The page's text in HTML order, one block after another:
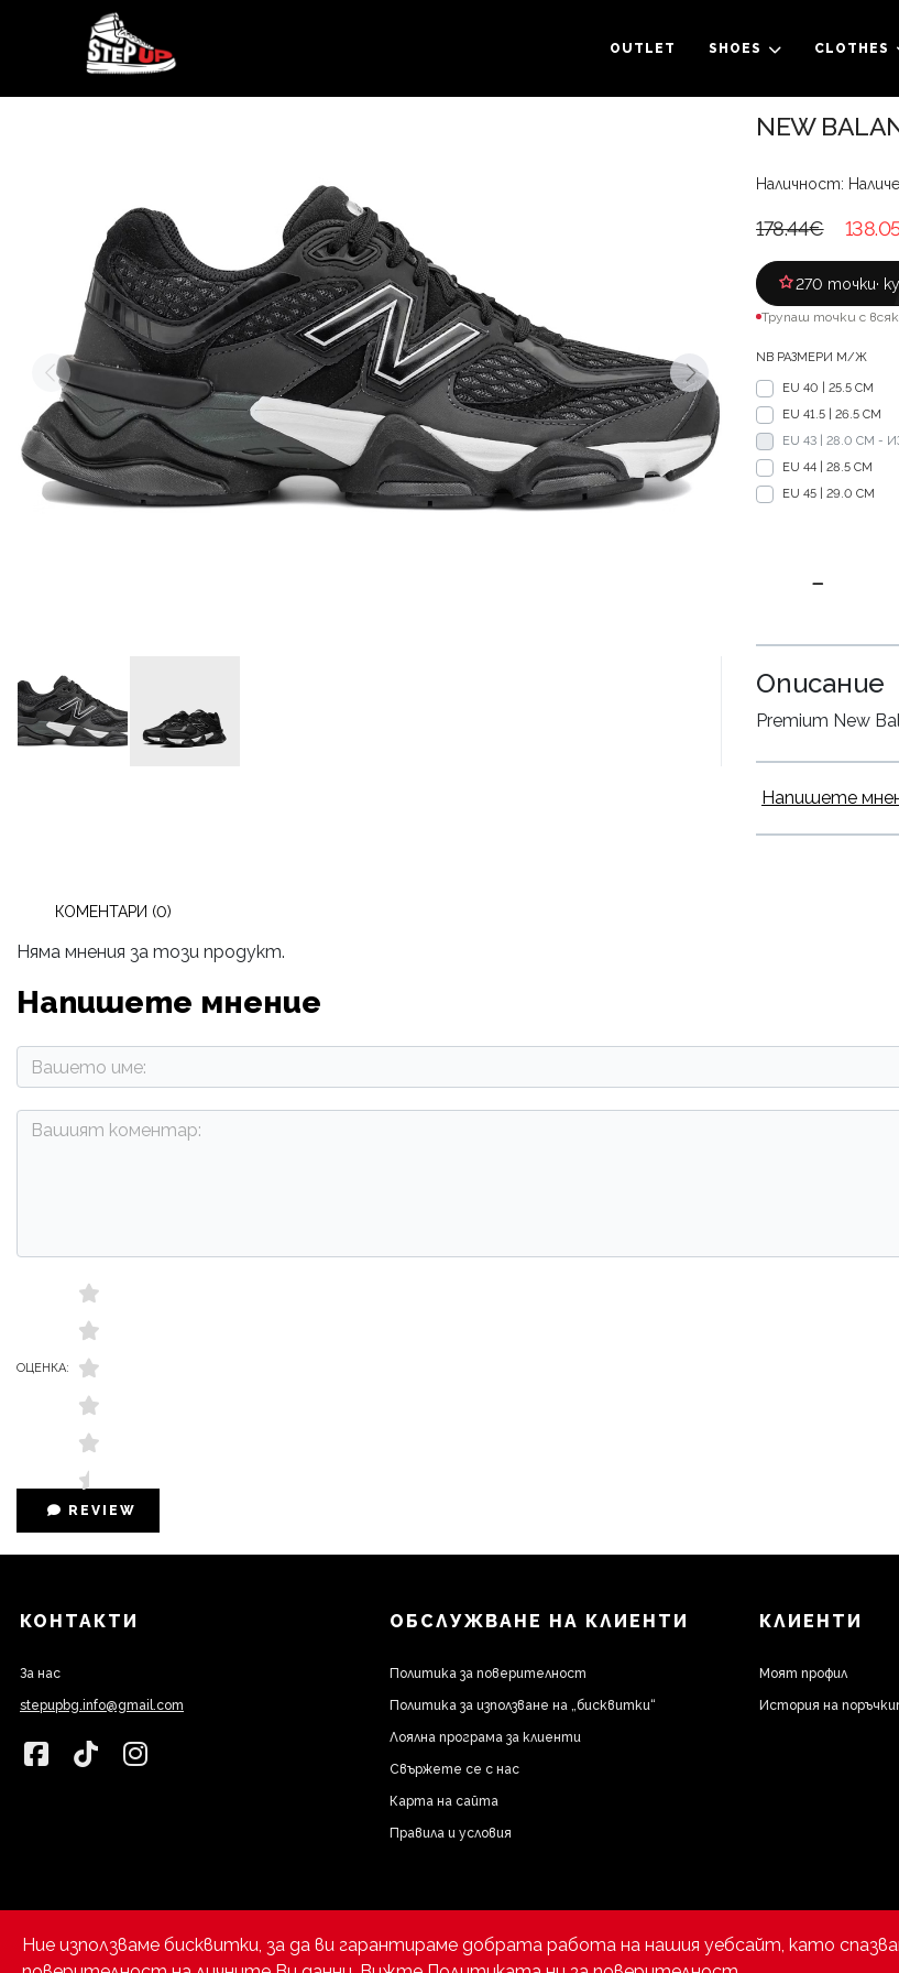
OUTLET SHOES CLOTHES
NEW
Наличност:
178.44€
270 точки·
Трупаш точки с
NB РАЗМЕРИ М/Ж
EU 40 | 25.5 CM
EU 41.5 | 26.5 CM
EU 43 | 28.0 CM -
EU 44 | 28.5 CM
EU 45 | 29.0 CM
Описание
Premium New
Напишете
КОМЕНТАРИ (0)
Няма мнения за този продукт.
Напишете мнение
ОЦЕНКА:
REVIEW
Ние използваме бисквитки, за да ви гарантираме добрата работа на нашия уебсайт, като
КОНТАКТИ
За нас
stepupbg.info@gmail.com
ОБСЛУЖВАНЕ НА КЛИЕНТИ
Политика за поверителност
Политика за използване на „бисквитки“
Лоялна програма за клиенти
Свържете се с нас
Карта на сайта
Правила и условия
КЛИЕНТИ
Моят профил
История на